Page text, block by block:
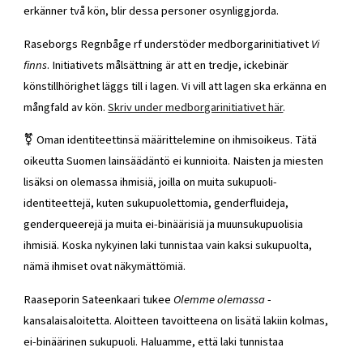
erkänner två kön, blir dessa personer osynliggjorda.
Raseborgs Regnbåge rf understöder medborgarinitiativetVi
finns. Initiativets målsättning är att en tredje, ickebinär
könstillhörighet läggs till i lagen. Vi vill att lagen ska erkänna en
mångfald av kön.Skriv under medborgarinitiativet här.
⚧️ Oman identiteettinsä määrittelemine on ihmisoikeus. Tätä
oikeutta Suomen lainsäädäntö ei kunnioita. Naisten ja miesten
lisäksi on olemassa ihmisiä, joilla on muita sukupuoli-
identiteettejä, kuten sukupuolettomia, genderfluideja,
genderqueerejä ja muita ei-binäärisiä ja muunsukupuolisia
ihmisiä. Koska nykyinen laki tunnistaa vain kaksi sukupuolta,
nämä ihmiset ovat näkymättömiä.
Raaseporin Sateenkaari tukeeOlemme olemassa-
kansalaisaloitetta. Aloitteen tavoitteena on lisätä lakiin kolmas,
ei-binäärinen sukupuoli. Haluamme, että laki tunnistaa